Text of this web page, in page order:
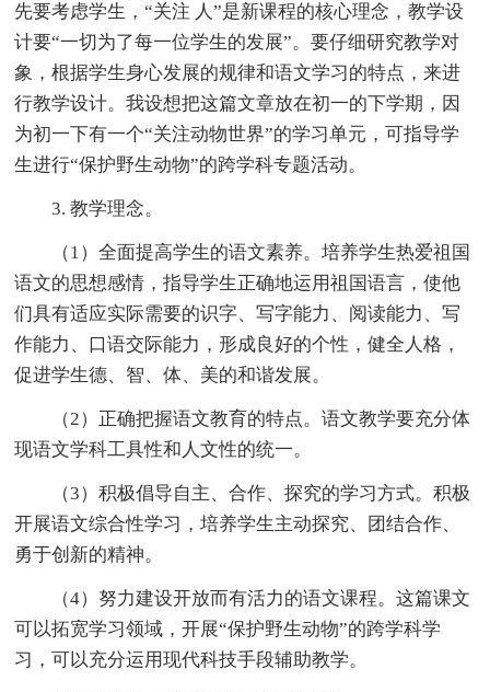
先要考虑学生，“关注 人”是新课程的核心理念，教学设
计要“一切为了每一位学生的发展”。要仔细研究教学对
象，根据学生身心发展的规律和语文学习的特点，来进
行教学设计。我设想把这篇文章放在初一的下学期，因
为初一下有一个“关注动物世界”的学习单元，可指导学
生进行“保护野生动物”的跨学科专题活动。
3. 教学理念。
（1）全面提高学生的语文素养。培养学生热爱祖国
语文的思想感情，指导学生正确地运用祖国语言，使他
们具有适应实际需要的识字、写字能力、阅读能力、写
作能力、口语交际能力，形成良好的个性，健全人格，
促进学生德、智、体、美的和谐发展。
（2）正确把握语文教育的特点。语文教学要充分体
现语文学科工具性和人文性的统一。
（3）积极倡导自主、合作、探究的学习方式。积极
开展语文综合性学习，培养学生主动探究、团结合作、
勇于创新的精神。
（4）努力建设开放而有活力的语文课程。这篇课文
可以拓宽学习领域，开展“保护野生动物”的跨学科学
习，可以充分运用现代科技手段辅助教学。